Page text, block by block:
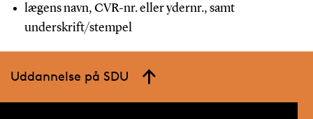
lægens navn, CVR-nr. eller ydernr., samt
underskrift/stempel
Uddannelse på SDU